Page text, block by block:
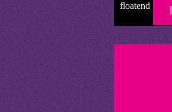
floatend